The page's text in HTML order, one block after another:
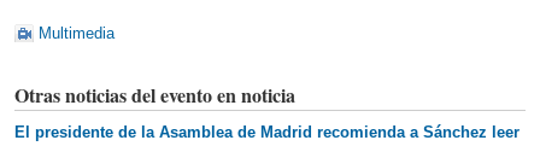
Multimedia
Otras noticias del evento en noticia
El presidente de la Asamblea de Madrid recomienda a Sánchez leer